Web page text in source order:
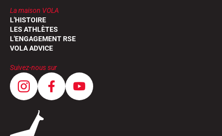
La maison VOLA
L'HISTOIRE
LES ATHLÈTES
L'ENGAGEMENT RSE
VOLA ADVICE
Suivez-nous sur